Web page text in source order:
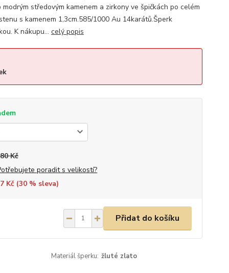
středovým kamenem a zirkony ve špičkách po celém
s kamenem 1,3cm.585/1000 Au 14karátů.Šperk
K nákupu... celý popis
Kč
poradit s velikostí?
Kč (30% sleva)
Přidat do košíku
Materiál šperku: žluté zlato